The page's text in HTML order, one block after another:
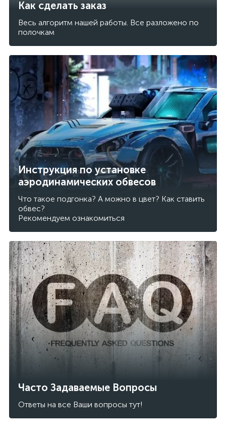
Как сделать заказ
Весь алгоритм нашей работы. Все разложено по
полочкам
Инструкция по установке
аэродинамических обвесов
Что такое подгонка? А можно в цвет? Как ставить
обвес?
Рекомендуем ознакомиться
Часто Задаваемые Вопросы
Ответы на все Ваши вопросы тут!